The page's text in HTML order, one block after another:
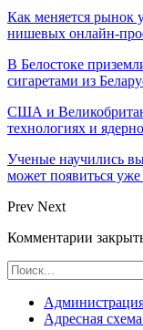
Как меняется рынок
нишевых онлайн-
В Белостоке
сигаретами из
США и
технологиях и
Ученые научились
может появиться уже
Prev Next
Комментарии
Адресная